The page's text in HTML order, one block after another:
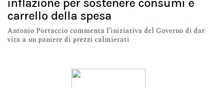
inflazione per sostenere consumi e
carrello della spesa
Antonio Portaccio commenta l’iniziativa del Governo di dar
vita a un paniere di prezzi calmierati